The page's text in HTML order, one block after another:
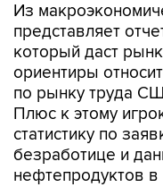
Из
представляет
который даст
ориентиры
по рынку труда
Плюс к этому
статистику по
безработице и
нефтепродуктов в